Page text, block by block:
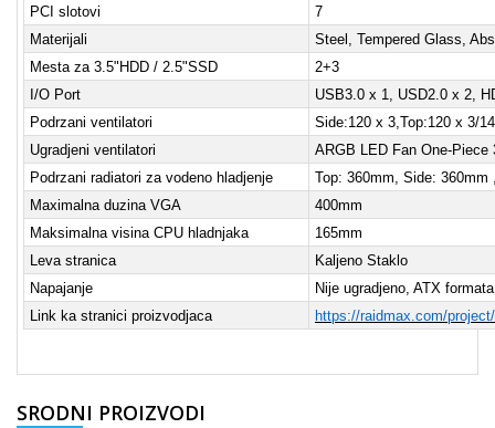
PCI slotovi
7
Materijali
Steel, Tempered Glass, Abs
Mesta za 3.5"HDD / 2.5"SSD
2+3
I/O Port
USB3.0 x 1, USD2.0 x 2,
Podrzani ventilatori
Side:120 x 3,Top:120 x 3/
Ugradjeni ventilatori
ARGB LED Fan One-Piece
Podrzani radiatori za vodeno hladjenje
Top: 360mm, Side: 360mm
Maximalna duzina VGA
400mm
Maksimalna visina CPU hladnjaka
165mm
Leva stranica
Kaljeno Staklo
Napajanje
Nije ugradjeno, ATX
Link ka stranici proizvodjaca
https://raidmax.com/
SRODNI PROIZVODI